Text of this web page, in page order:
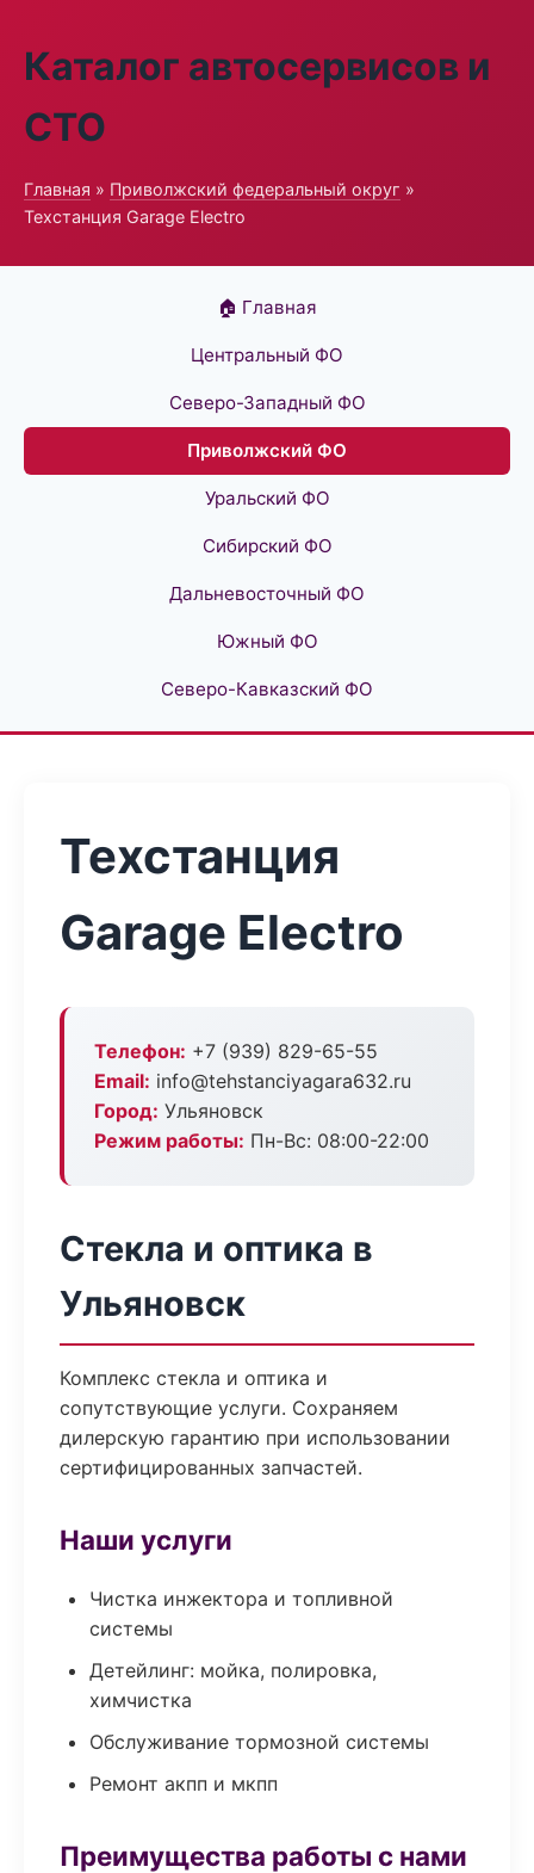
Каталог автосервисов и
СТО
Главная » Приволжский федеральный округ »
Техстанция Garage Electro
🏠 Главная
Центральный ФО
Северо-Западный ФО
Приволжский ФО
Уральский ФО
Сибирский ФО
Дальневосточный ФО
Южный ФО
Северо-Кавказский ФО
Техстанция
Garage Electro
Телефон: +7 (939) 829-65-55
Email: info@tehstanciyagara632.ru
Город: Ульяновск
Режим работы: Пн-Вс: 08:00-22:00
Стекла и оптика в
Ульяновск
Комплекс стекла и оптика и
сопутствующие услуги. Сохраняем
дилерскую гарантию при использовании
сертифицированных запчастей.
Наши услуги
Чистка инжектора и топливной
системы
Детейлинг: мойка, полировка,
химчистка
Обслуживание тормозной системы
Ремонт акпп и мкпп
Преимущества работы с нами